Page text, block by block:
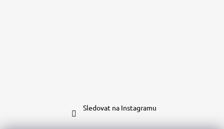
Sledovat na Instagramu